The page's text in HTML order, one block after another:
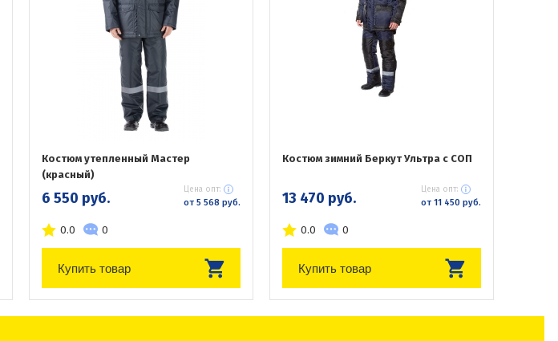
Костюм утепленный Мастер
(красный)
6 550 руб. Цена опт:
от 5 568 руб.
0.0 0
Купить товар
Костюм зимний Беркут Ультра с СОП
13 470 руб. Цена опт:
от 11 450 руб.
0.0 0
Купить товар